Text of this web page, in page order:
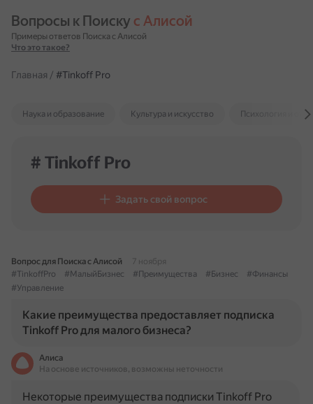
Вопросы к Поиску с Алисой
Примеры ответов Поиска с Алисой
Что это такое?
Главная / #Tinkoff Pro
Наука и образование Культура и искусство Психология и
# Tinkoff Pro
Задать свой вопрос
Вопрос для Поиска с Алисой
7 ноября
#TinkoffPro
#МалыйБизнес #Преимущества #Бизнес
#Финансы
#Управление
Какие преимущества предоставляет подписка
Tinkoff Pro для малого бизнеса?
Алиса
На основе источников, возможны неточности
Некоторые преимущества подписки Tinkoff Pro